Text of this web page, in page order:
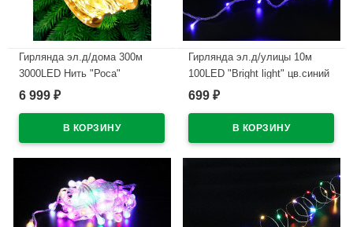
Гирлянда эл.д/дома 300м
3000LED Нить "Роса"
цв.теплый белый 8реж. IP44
6 999 ₽
Гирлянда эл.д/улицы 10м
100LED "Bright light" цв.синий
(св.пров) (можно соединить)
699 ₽